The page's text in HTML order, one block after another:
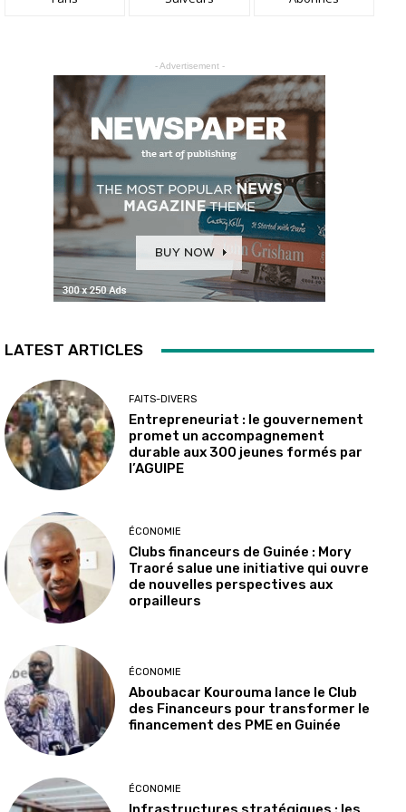
- Advertisement -
LATEST ARTICLES
FAITS-DIVERS
Entrepreneuriat : le gouvernement
promet un accompagnement
durable aux 300 jeunes formés par
l’AGUIPE
ÉCONOMIE
Clubs financeurs de Guinée : Mory
Traoré salue une initiative qui ouvre
de nouvelles perspectives aux
orpailleurs
ÉCONOMIE
Aboubacar Kourouma lance le Club
des Financeurs pour transformer le
financement des PME en Guinée
ÉCONOMIE